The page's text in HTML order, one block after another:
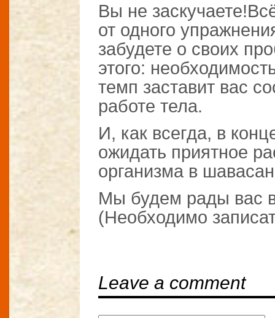
Вы не
от одного
забудете о своих
этого:
темп заставит вас
работе тела.
И, как всегда, в
ожидать приятное
организма в
Мы будем рады вас
(Необходимо
Leave a comment